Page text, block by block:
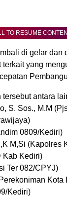
TO RESUME
di gelar dan
yang
antara
S. Sos., M.M
0809/Kediri)
M,Si (Kapolres
Kab Kediri)
Ter 082/CPYJ)
Kota
Kediri)